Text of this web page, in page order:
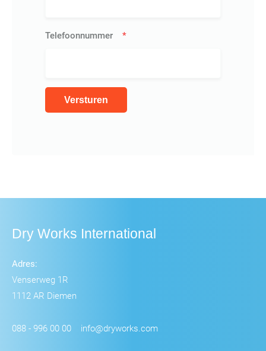
Telefoonnummer *
Dry Works International
Adres:
Venserweg 1R
1112 AR Diemen
088 - 996 00 00 info@dryworks.com